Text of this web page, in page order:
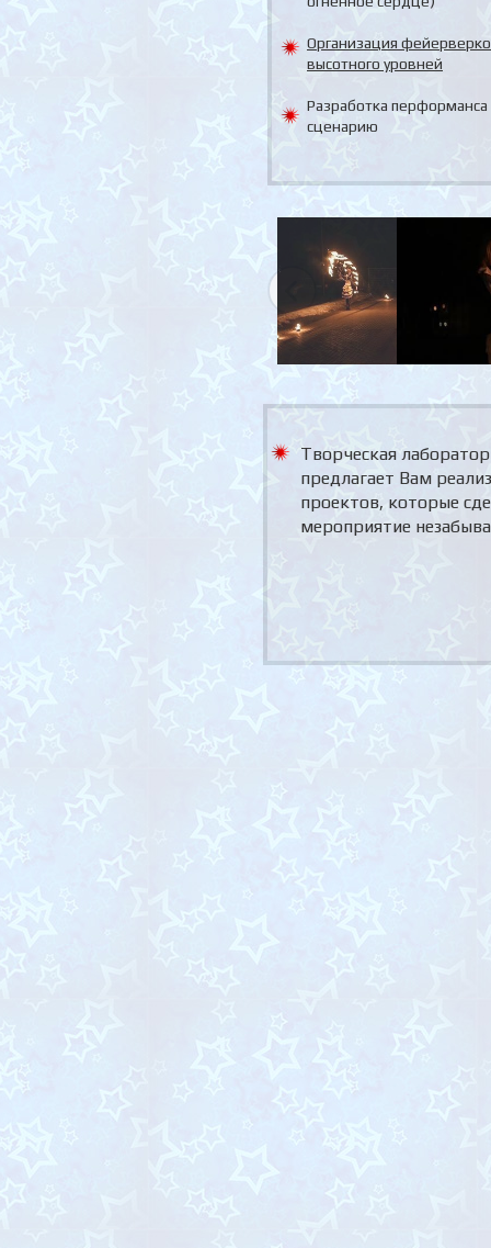
Организация
высотного уровней
Разработка
сценарию
Творческая
предлагает Вам
проектов, которые
мероприятие